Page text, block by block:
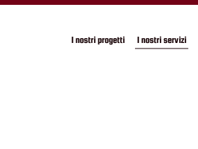
I nostri progetti I nostri servizi